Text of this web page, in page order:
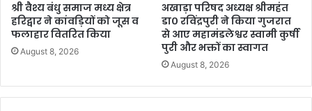
श्री वैश्य बंधु समाज मध्य क्षेत्र
हरिद्वार ने कांवड़ियों को जूस व
फलाहार वितरित किया
August 8, 2026
अखाड़ा परिषद अध्यक्ष श्रीमहंत
डा० रविंद्रपुरी ने किया गुजरात
से आए महामंडलेश्वर स्वामी कुर्षी
पुरी और भक्तों का स्वागत
August 8, 2026